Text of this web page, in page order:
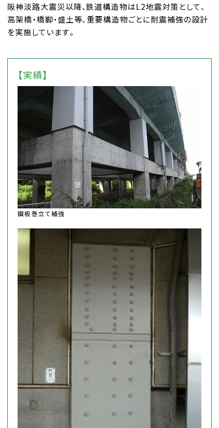
阪神淡路大震災以降、鉄道構造物はL2地震対策として、
高架橋・橋脚・盛土等、重要構造物ごとに耐震補強の設計
を実施しています。
【実績】
鋼板巻立て補強